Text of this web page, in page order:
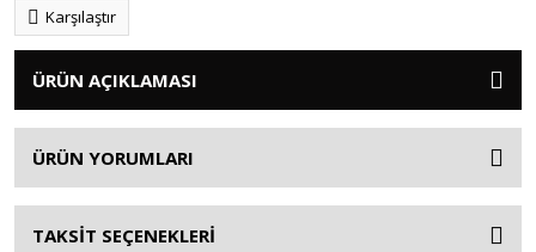
Karşılaştır
ÜRÜN AÇIKLAMASI
ÜRÜN YORUMLARI
TAKSİT SEÇENEKLERİ